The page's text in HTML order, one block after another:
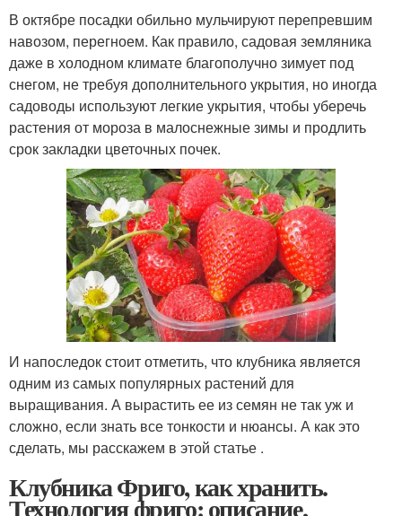
В октябре посадки обильно мульчируют перепревшим
навозом, перегноем. Как правило, садовая земляника
даже в холодном климате благополучно зимует под
снегом, не требуя дополнительного укрытия, но иногда
садоводы используют легкие укрытия, чтобы уберечь
растения от мороза в малоснежные зимы и продлить
срок закладки цветочных почек.
И напоследок стоит отметить, что клубника является
одним из самых популярных растений для
выращивания. А вырастить ее из семян не так уж и
сложно, если знать все тонкости и нюансы. А как это
сделать, мы расскажем в этой статье .
Клубника Фриго, как хранить.
Технология фриго: описание,